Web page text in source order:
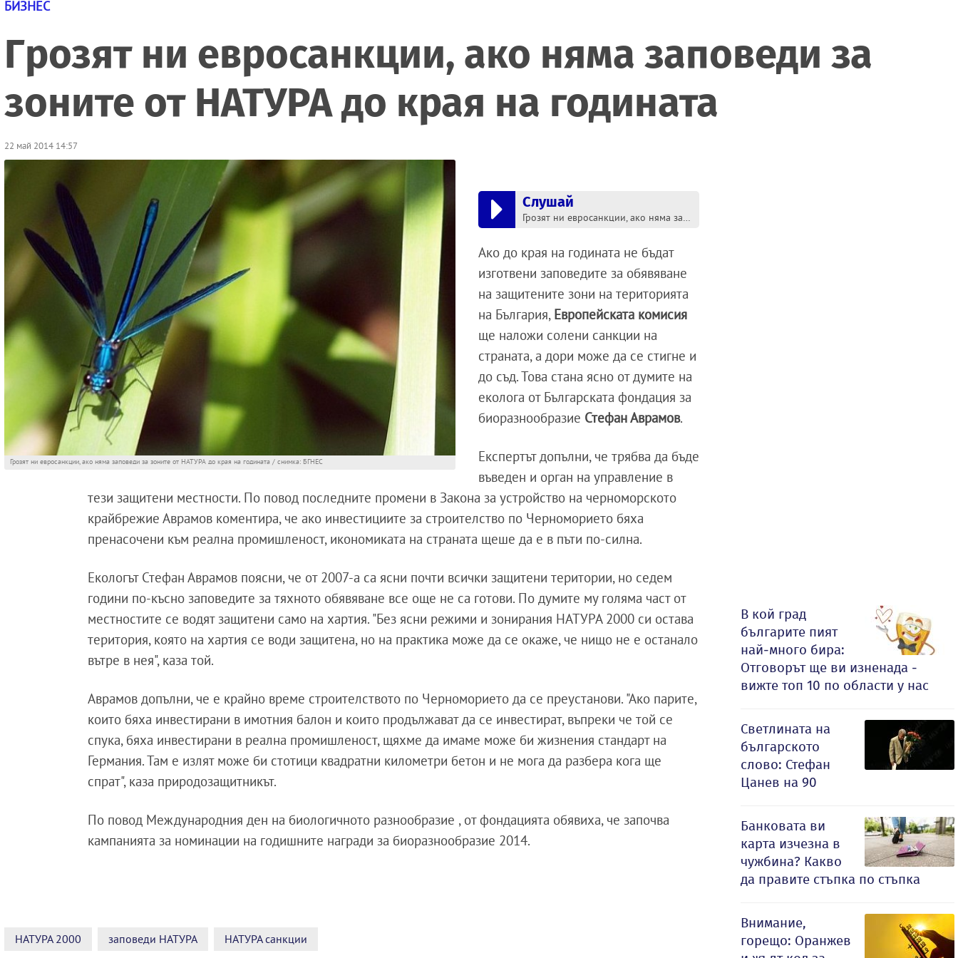
БИЗНЕС
Грозят ни евросанкции, ако няма заповеди за
зоните от НАТУРА до края на годината
22 май 2014 14:57
Грозят ни евросанкции, ако няма заповеди за зоните от НАТУРА до края на годината / снимка: БГНЕС
Слушай
Грозят ни евросанкции, ако няма заповеди за зони от НАТУРА до края на годината
Ако до края на годината не бъдат
изготвени заповедите за обявяване
на защитените зони на територията
на България, Европейската комисия
ще наложи солени санкции на
страната, а дори може да се стигне и
до съд. Това стана ясно от думите на
еколога от Българската фондация за
биоразнообразие Стефан Аврамов.
Експертът допълни, че трябва да бъде
въведен и орган на управление в
тези защитени местности. По повод последните промени в Закона за устройство на черноморското
крайбрежие Аврамов коментира, че ако инвестициите за строителство по Черноморието бяха
пренасочени към реална промишленост, икономиката на страната щеше да е в пъти по-силна.
Екологът Стефан Аврамов поясни, че от 2007-а са ясни почти всички защитени територии, но седем
години по-късно заповедите за тяхното обявяване все още не са готови. По думите му голяма част от
местностите се водят защитени само на хартия. "Без ясни режими и зонирания НАТУРА 2000 си остава
територия, която на хартия се води защитена, но на практика може да се окаже, че нищо не е останало
вътре в нея", каза той.
Аврамов допълни, че е крайно време строителството по Черноморието да се преустанови. "Ако парите,
които бяха инвестирани в имотния балон и които продължават да се инвестират, въпреки че той се
спука, бяха инвестирани в реална промишленост, щяхме да имаме може би жизнения стандарт на
Германия. Там е излят може би стотици квадратни километри бетон и не мога да разбера кога ще
спрат", каза природозащитникът.
По повод Международния ден на биологичното разнообразие , от фондацията обявиха, че започва
кампанията за номинации на годишните награди за биоразнообразие 2014.
НАТУРА 2000 заповеди НАТУРА НАТУРА санкции
В кой град
българите пият
най-много бира:
Отговорът ще ви изненада -
вижте топ 10 по области у нас
Светлината на
българското
слово: Стефан
Цанев на 90
Банковата ви
карта изчезна в
чужбина? Какво
да правите стъпка по стъпка
Внимание,
горещо: Оранжев